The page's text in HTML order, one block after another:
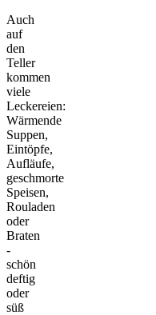
Auch
auf
den
Teller
kommen
viele
Leckereien:
Wärmende
Suppen,
Eintöpfe,
Aufläufe,
geschmorte
Speisen,
Rouladen
oder
Braten
-
schön
deftig
oder
süß